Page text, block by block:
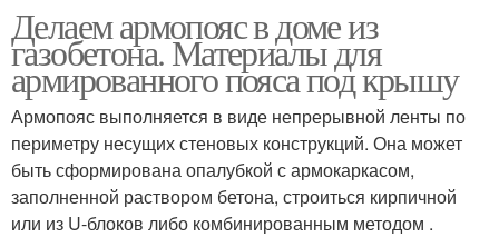
Делаем армопояс в доме из
газобетона. Материалы для
армированного пояса под крышу
Армопояс выполняется в виде непрерывной ленты по
периметру несущих стеновых конструкций. Она может
быть сформирована опалубкой с армокаркасом,
заполненной раствором бетона, строиться кирпичной
или из U-блоков либо комбинированным методом .